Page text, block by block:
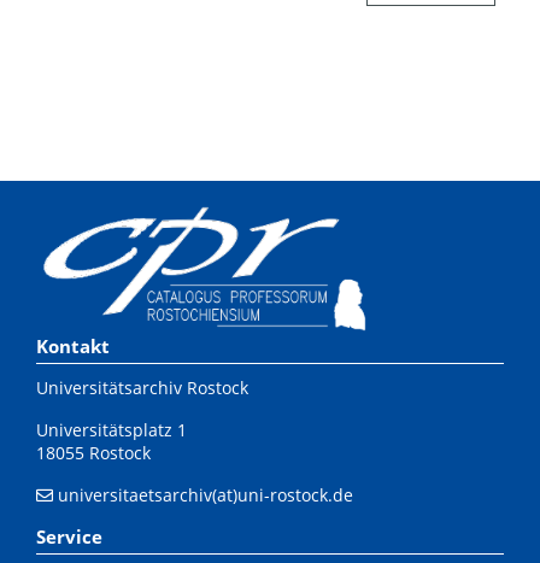
Kontakt
Universitätsarchiv Rostock
Universitätsplatz 1
18055 Rostock
universitaetsarchiv(at)uni-rostock.de
Service